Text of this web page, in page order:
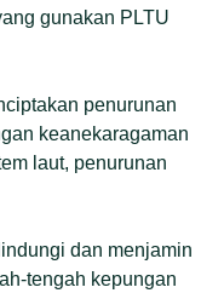
gunakan PLTU
penurunan
keanekaragaman
laut, penurunan
dan menjamin
tengah kepungan